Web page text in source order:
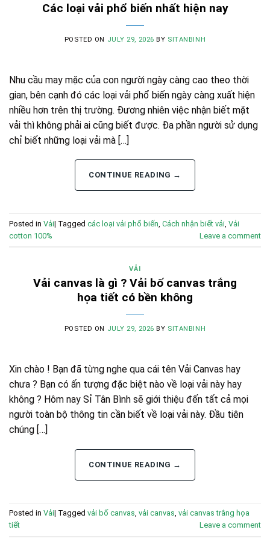
Các loại vải phổ biến nhất hiện nay
POSTED ON JULY 29, 2026 BY SITANBINH
Nhu cầu may mặc của con người ngày càng cao theo thời
gian, bên cạnh đó các loại vải phổ biến ngày càng xuất hiện
nhiều hơn trên thị trường. Đương nhiên việc nhận biết mặt
vải thì không phải ai cũng biết được. Đa phần người sử dụng
chỉ biết những loại vải mà […]
CONTINUE READING →
Posted in Vải| Tagged các loại vải phổ biến Cách nhận biết vải Vải
cotton 100%
Leave a comment
VẢI
Vải canvas là gì ? Vải bố canvas trắng
họa tiết có bền không
POSTED ON JULY 29, 2026 BY SITANBINH
Xin chào ! Bạn đã từng nghe qua cái tên Vải Canvas hay
chưa ? Bạn có ấn tượng đặc biệt nào về loại vải này hay
không ? Hôm nay Sỉ Tân Bình sẽ giới thiệu đến tất cả mọi
người toàn bộ thông tin cần biết về loại vải này. Đầu tiên
chúng […]
CONTINUE READING →
Posted in Vải| Tagged vải bố canvas vải canvas vải canvas trắng họa
tiết
Leave a comment